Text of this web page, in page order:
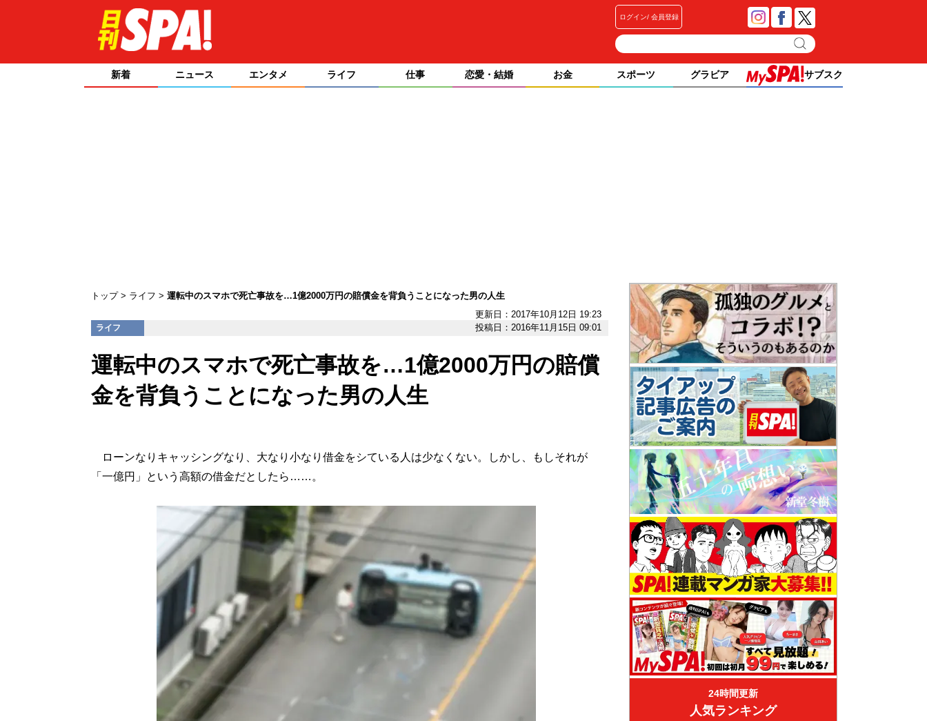
ログイン 会員登録
新着 ニュース エンタメ ライフ 仕事 恋愛・結婚 お金 スポーツ グラビア サブスク
トップ ライフ
運転中のスマホで死亡事故を…1億2000万円の賠償金を背負うことになった男の人生
更新日：2017年10月12日 19:23
ライフ 投稿日：2016年11月15日 09:01
運転中のスマホで死亡事故を…1億2000万円の賠償
金を背負うことになった男の人生
ローンなりキャッシングなり、大なり小なり借金をシている人は少なくない。しかし、もしそれが
「一億円」という高額の借金だとしたら……。
24時間更新
人気ランキング